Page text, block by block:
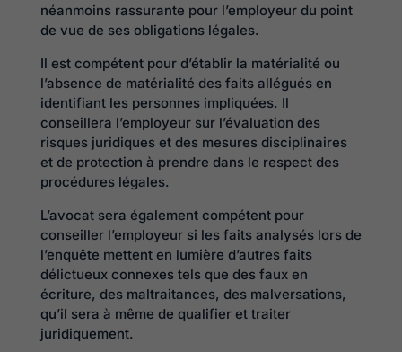
néanmoins rassurante pour l’employeur du point
de vue de ses obligations légales.
Il est compétent pour d’établir la matérialité ou
l’absence de matérialité des faits allégués en
identifiant les personnes impliquées. Il
conseillera l’employeur sur l’évaluation des
risques juridiques et des mesures disciplinaires
et de protection à prendre dans le respect des
procédures légales.
L’avocat sera également compétent pour
conseiller l’employeur si les faits analysés lors de
l’enquête mettent en lumière d’autres faits
délictueux connexes tels que des faux en
écriture, des maltraitances, des malversations,
qu’il sera à même de qualifier et traiter
juridiquement.